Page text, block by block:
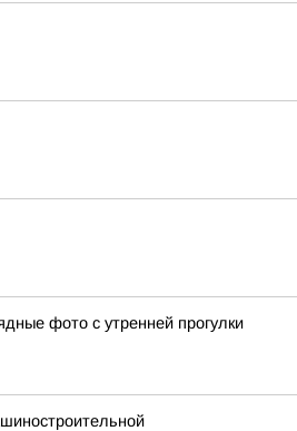
фото с утренней прогулки